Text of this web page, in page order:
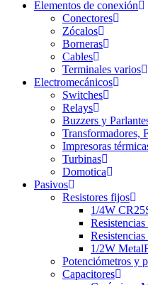
Elementos de conexión
Conectores
Zócalos
Borneras
Cables
Terminales varios
Electromecánicos
Switches
Relays
Buzzers y
Transformadores,
Impresoras
Turbinas
Domotica
Pasivos
Resistores fijos
1/4W
1/2W
Potenciómetros y
Capacitores